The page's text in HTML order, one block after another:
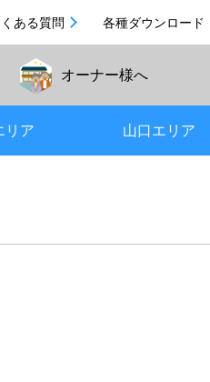
ある質問 各種ダウンロード
リア 山口エリア
オーナー様へ